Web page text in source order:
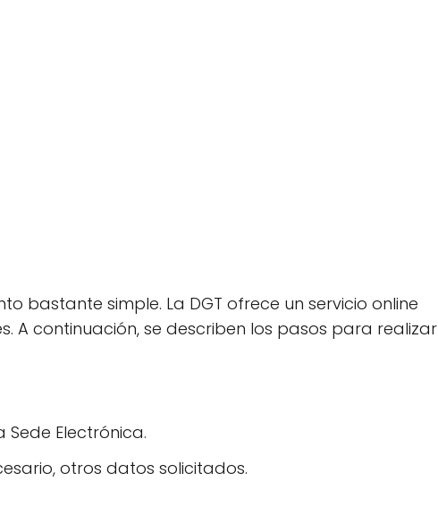
bastante simple. La DGT ofrece un servicio online
A continuación, se describen los pasos para realizar
Sede Electrónica.
otros datos solicitados.